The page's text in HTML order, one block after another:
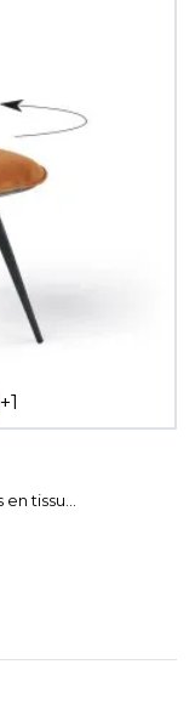
+1
tissu...